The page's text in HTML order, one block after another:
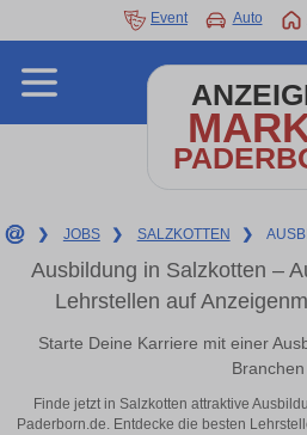
Event Auto
❯ JOBS ❯ SALZKOTTEN ❯
Ausbildung in Salzkotten –
Lehrstellen auf
Starte Deine Karriere mit einer
Branchen
Finde jetzt in Salzkotten attraktive
Paderborn.de. Entdecke die besten